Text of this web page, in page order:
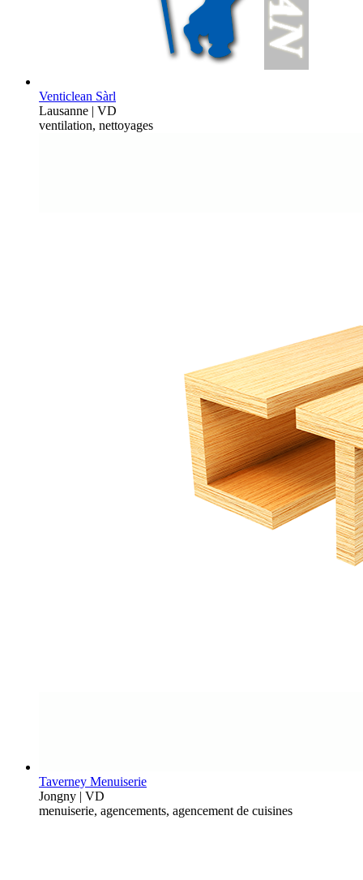
Venticlean Sàrl
Lausanne | VD
ventilation, nettoyages
Taverney Menuiserie
Jongny | VD
menuiserie, agencements, agencement de cuisines